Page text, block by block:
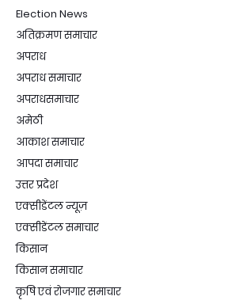
Election News
अतिक्रमण समाचार
अपराध
अपराध समाचार
अपराधसमाचार
अमेठी
आकाश समाचार
आपदा समाचार
उत्तर प्रदेश
एक्सीडेंटल न्यूज़
एक्सीडेंटल समाचार
किसान
किसान समाचार
कृषि एवं रोजगार समाचार